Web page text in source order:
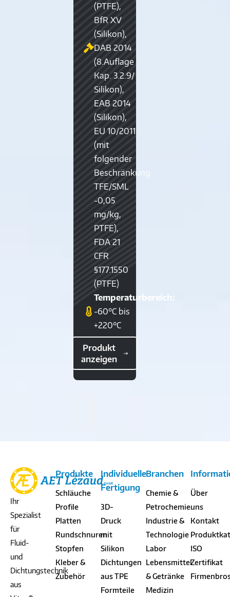
(PTFE),
BfR XV
(Silikon),
DAB 2014
(8.Auflage
Kap. 3.2.9/
Silikon),
EAB 2014
(Silikon),
EU 10/2011
(mit
folgender
Beschränkung
TFE/SML
-0,05
mg/kg,
PTFE),
FDA 21
CFR
§177.1550
(PTFE)
Temperaturbereich:
-60°C bis
+220°C
Produkt
anzeigen
Ihr
Spezialist
für
Fluid-
und
Dichtungstechnik
aus
Produkte
Schläuche
Profile
Platten
Rundschnuren
Stopfen
Kleber &
Zubehör
Individuelle
Fertigung
3D-
Druck
mit
Silikon
Dichtungen
aus TPE
Formteile
Branchen
Chemie &
Petrochemie
Industrie &
Technologie
Labor
Lebensmittel
& Getränke
Medizin
Über
uns
Kontakt
ISO
Zertifikat